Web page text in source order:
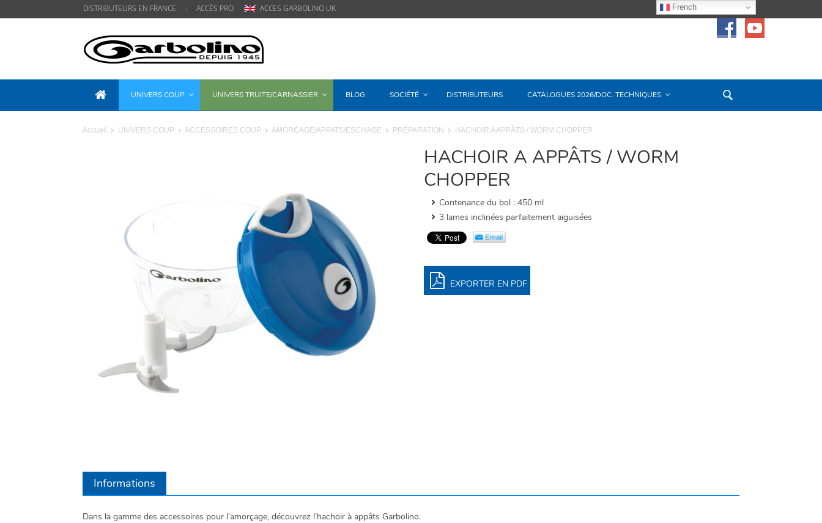
DISTRIBUTEURS EN FRANCE ACCÈS PRO ACCES GARBOLINO UK
UNIVERS COUP UNIVERS TRUITE/CARNASSIER BLOG SOCIÉTÉ DISTRIBUTEURS CATALOGUES 2026/DOC. TECHNIQUES
Accueil UNIVERS COUP ACCESSOIRES COUP AMORÇAGE/APPATS/ESCHAGE PRÉPARATION HACHOIR A APPÂTS / WORM CHOPPER
HACHOIR A APPÂTS / WORM
CHOPPER
Contenance du bol : 450 ml
3 lames inclinées parfaitement aiguisées
EXPORTER EN PDF
Informations
Dans la gamme des accessoires pour l’amorçage, découvrez l’hachoir à appâts Garbolino.
French